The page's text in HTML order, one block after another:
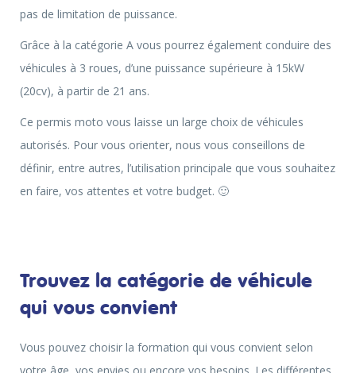
pas de limitation de puissance.
Grâce à la catégorie A vous pourrez également conduire des
véhicules à 3 roues, d’une puissance supérieure à 15kW
(20cv), à partir de 21 ans.
Ce permis moto vous laisse un large choix de véhicules
autorisés. Pour vous orienter, nous vous conseillons de
définir, entre autres, l’utilisation principale que vous souhaitez
en faire, vos attentes et votre budget. 🙂
Trouvez la catégorie de véhicule
qui vous convient
Vous pouvez choisir la formation qui vous convient selon